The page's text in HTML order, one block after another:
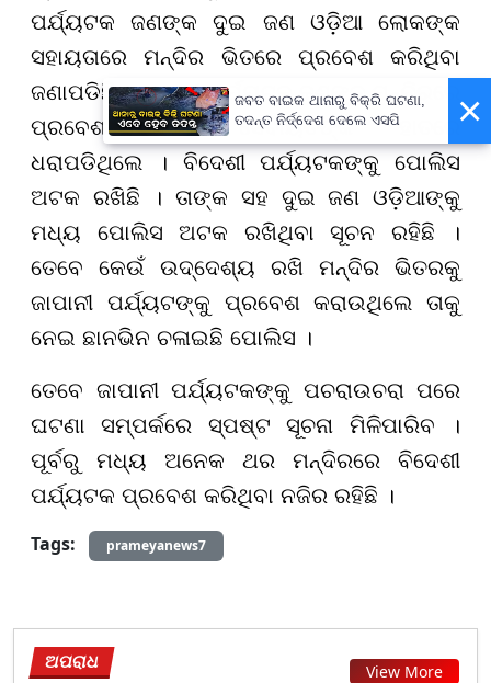
ପର୍ଯ୍ୟଟକ ଜଣଙ୍କ ଦୁଇ ଜଣ ଓଡ଼ିଆ ଲୋକଙ୍କ
ସହାୟତାରେ ମନ୍ଦିର ଭିତରେ ପ୍ରବେଶ କରିଥିବା
ଜଣାପଡିଛି । ଜାପାନୀ ପର୍ଯ୍ୟଟକ ଜଣଙ୍କ ମନ୍ଦିରରେ
ପ୍ରବେଶ ଜଣେ ସେବାୟତଙ୍କ ହାତରେ
ଧରାପଡିଥିଲେ । ବିଦେଶୀ ପର୍ଯ୍ୟଟକଙ୍କୁ ପୋଲିସ
ଅଟକ ରଖିଛି । ତାଙ୍କ ସହ ଦୁଇ ଜଣ ଓଡ଼ିଆଙ୍କୁ
ମଧ୍ୟ ପୋଲିସ ଅଟକ ରଖିଥିବା ସୂଚନ ରହିଛି ।
ତେବେ କେଉଁ ଉଦ୍ଦେଶ୍ୟ ରଖି ମନ୍ଦିର ଭିତରକୁ
ଜାପାନୀ ପର୍ଯ୍ୟଟଙ୍କୁ ପ୍ରବେଶ କରାଉଥିଲେ ତାକୁ
ନେଇ ଛାନଭିନ ଚଳାଇଛି ପୋଲିସ ।
ତେବେ ଜାପାନୀ ପର୍ଯ୍ୟଟକଙ୍କୁ ପଚରାଉଚରା ପରେ
ଘଟଣା ସମ୍ପର୍କରେ ସ୍ପଷ୍ଟ ସୂଚନା ମିଳିପାରିବ ।
ପୂର୍ବରୁ ମଧ୍ୟ ଅନେକ ଥର ମନ୍ଦିରରେ ବିଦେଶୀ
ପର୍ଯ୍ୟଟକ ପ୍ରବେଶ କରିଥିବା ନଜିର ରହିଛି ।
Tags:
prameyanews7
ଅପରାଧ View More
×
ଜବତ ବାଇକ ଥାନାରୁ ବିକ୍ରି ଘଟଣା,
ତଦନ୍ତ ନିର୍ଦ୍ଦେଶ ଦେଲେ ଏସପି